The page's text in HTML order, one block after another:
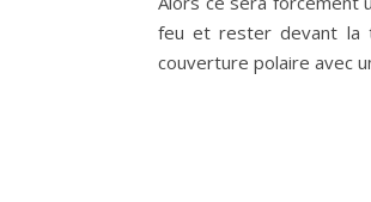
feu et rester devant la
couverture polaire avec